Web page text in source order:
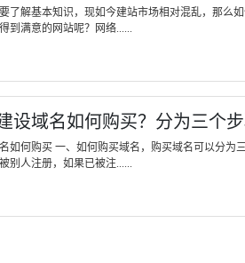
了解基本知识，现如今建站市场相对混乱，那么
到满意的网站呢？网络......
设域名如何购买？分为三个
如何购买 一、如何购买域名，购买域名可以分为
别人注册，如果已被注......